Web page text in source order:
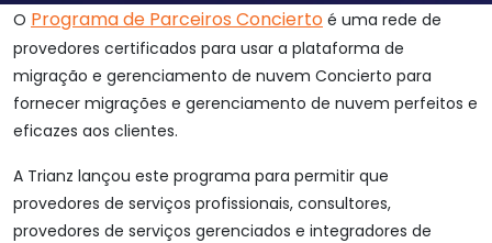
O Programa de Parceiros Concierto é uma rede de
provedores certificados para usar a plataforma de
migração e gerenciamento de nuvem Concierto para
fornecer migrações e gerenciamento de nuvem perfeitos e
eficazes aos clientes.
A Trianz lançou este programa para permitir que
provedores de serviços profissionais, consultores,
provedores de serviços gerenciados e integradores de